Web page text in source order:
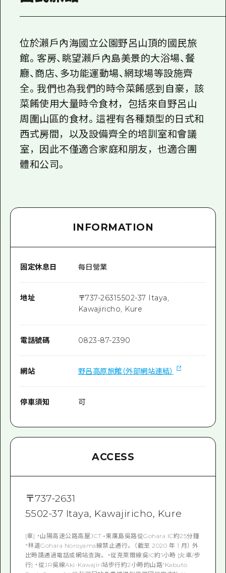
位於瀨戶內海國立公園野呂山頂的國民旅
館。客房、眺望瀨戶內島美景的大浴場、餐
廳、商店、多功能運動場、網球場等設施齊
全。我們也為我們的時令菜餚感到自豪，該
菜餚使用大量時令食材，包括來自野呂山
周圍山區的食材。這裡有各種類型的日式和
西式房間，以及設備齊全的培訓室和會議
室，因此不僅適合家庭和朋友，也適合團
體和公司。
INFORMATION
固定休息日 每日營業
地址 〒737-26315502-37 Itaya,
Kawajiricho, Kure
電話號碼 0823-87-2390
網站 野呂高原旅館（外部網站連結）
停車須知 可
ACCESS
〒737-2631
5502-37 Itaya, Kawajiricho, Kure
[車] ・山陽高速公路高屋JCT→東廣島吳路從Go​​hara IC約25分鐘
*林道Gohara Noroyama線禁止通行。 （截至 2020 年 1 月） 外
出時請通過電話或網站查詢。 ・從克萊爾線吳IC約1小時 [火車/步
行] ・從JR吳線Aki-Kawajiri站步行約2小時的山路“Kabuto